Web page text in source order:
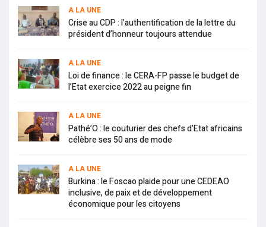
A LA UNE
Crise au CDP : l’authentification de la lettre du
président d’honneur toujours attendue
A LA UNE
Loi de finance : le CERA-FP passe le budget de
l’Etat exercice 2022 au peigne fin
A LA UNE
Pathé’O : le couturier des chefs d’Etat africains
célèbre ses 50 ans de mode
A LA UNE
Burkina : le Foscao plaide pour une CEDEAO
inclusive, de paix et de développement
économique pour les citoyens